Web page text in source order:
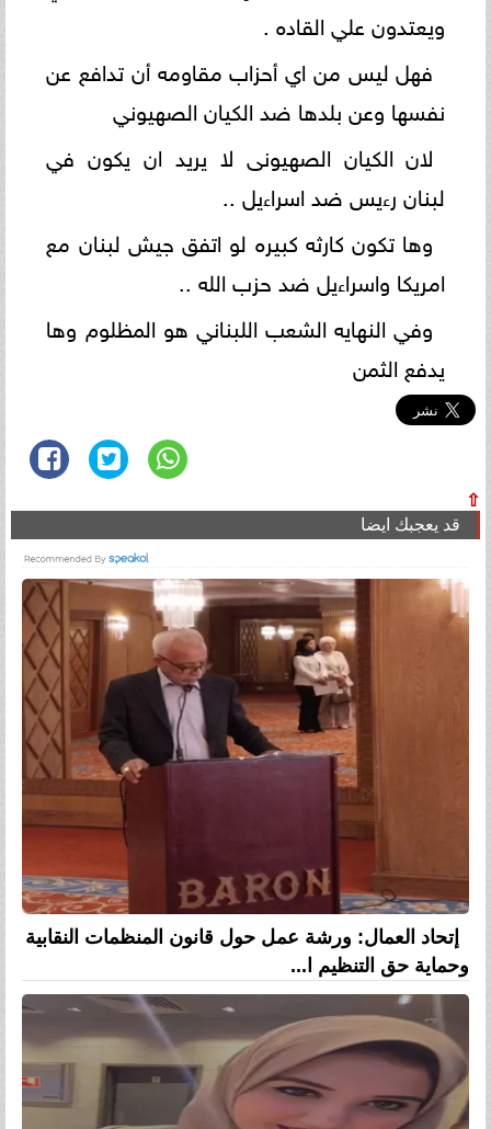
ويعتدون علي القاده .
فهل ليس من اي أحزاب مقاومه أن تدافع عن
نفسها وعن بلدها ضد الكيان الصهيوني
لان الكيان الصهيونى لا يريد ان يكون في
لبنان رءيس ضد اسراءيل ..
وها تكون كارثه كبيره لو اتفق جيش لبنان مع
امريكا واسراءيل ضد حزب الله ..
وفي النهايه الشعب اللبناني هو المظلوم وها
يدفع الثمن
⇧
قد يعجبك ايضا
إتحاد العمال: ورشة عمل حول قانون المنظمات النقابية
وحماية حق التنظيم ا...